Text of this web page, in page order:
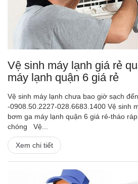
Vệ sinh máy lạnh giá rẻ
máy lạnh quận 6 giá rẻ
Vệ sinh máy lạnh chưa bao giờ sạch
-0908.50.2227-028.6683.1400 Vệ sinh
bơm ga máy lạnh quận 6 giá rẻ-tháo
chóng Vệ...
Xem chi tiết